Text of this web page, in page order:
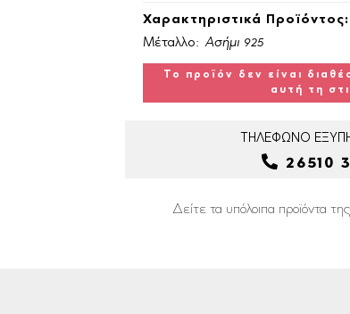
Χαρακτηριστικά Προϊόντος:
Μέταλλο: Ασήμι 925
Το προϊόν δεν είναι
αυτή τη
ΤΗΛΕΦΩΝΟ
26510
Δείτε τα υπόλοιπα προϊόντα